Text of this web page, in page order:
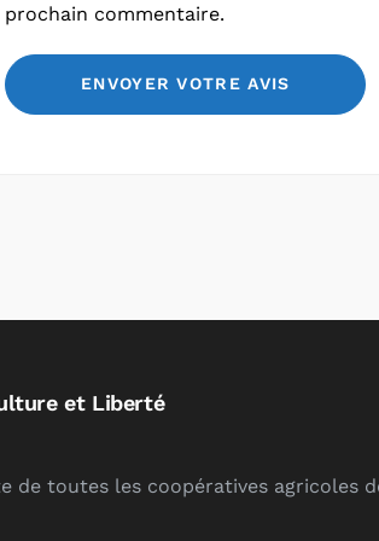
prochain commentaire.
et Liberté
de toutes les coopératives agricoles